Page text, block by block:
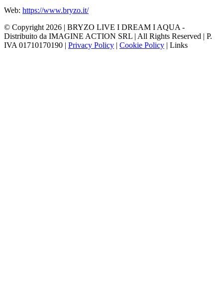
Web: https://www.bryzo.it/
© Copyright 2026 | BRYZO LIVE I DREAM I AQUA -
Distribuito da IMAGINE ACTION SRL | All Rights Reserved | P.
IVA 01710170190 | Privacy Policy | Cookie Policy | Links